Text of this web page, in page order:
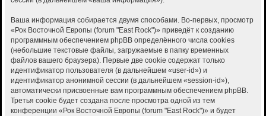
Ваша информация собирается двумя способами. Во-первых, просмотр
«Рок Восточной Европы (forum "East Rock")» приведёт к созданию
программным обеспечением phpBB определённого числа cookies
(небольшие текстовые файлы, загружаемые в папку временных
файлов вашего браузера). Первые две cookie содержат только
идентификатор пользователя (в дальнейшем «user-id») и
идентификатор анонимной сессии (в дальнейшем «session-id»),
автоматически присвоенные вам программным обеспечением phpBB.
Третья cookie будет создана после просмотра одной из тем
конференции «Рок Восточной Европы (forum "East Rock")» и будет